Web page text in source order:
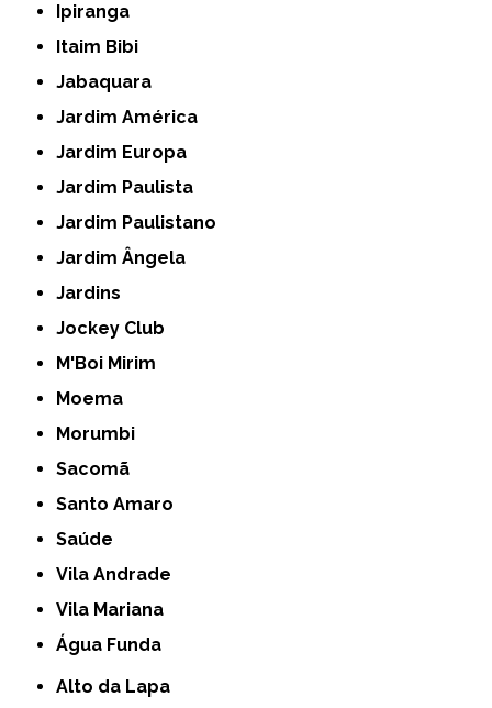
Ipiranga
Itaim Bibi
Jabaquara
Jardim América
Jardim Europa
Jardim Paulista
Jardim Paulistano
Jardim Ângela
Jardins
Jockey Club
M'Boi Mirim
Moema
Morumbi
Sacomã
Santo Amaro
Saúde
Vila Andrade
Vila Mariana
Água Funda
Alto da Lapa